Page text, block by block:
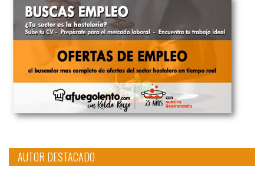
AUTOR DESTACADO